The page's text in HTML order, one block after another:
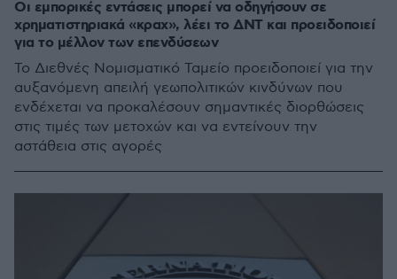
Οι εμπορικές εντάσεις μπορεί να οδηγήσουν σε
χρηματιστηριακά «κραχ», λέει το ΔΝΤ και προειδοποιεί
για το μέλλον των επενδύσεων
Το Διεθνές Νομισματικό Ταμείο προειδοποιεί για την
αυξανόμενη απειλή γεωπολιτικών κινδύνων που
ενδέχεται να προκαλέσουν σημαντικές διορθώσεις
στις τιμές των μετοχών και να εντείνουν την
αστάθεια στις αγορές